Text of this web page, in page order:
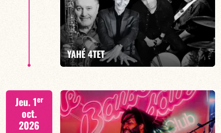
Mario Canonge / Michel Zenino
YAHÉ 4TET
S. BEUF/F. DEVIENNE/T. FANFANT/B. HENOCQ
Jeu. 1er
oct.
2026